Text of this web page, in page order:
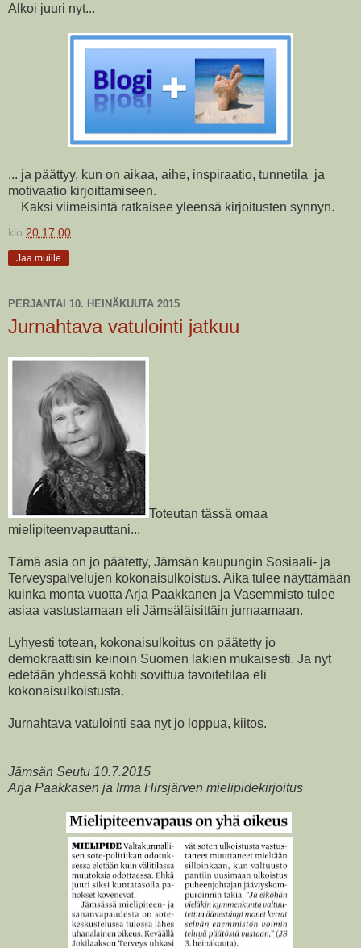
Alkoi juuri nyt...
... ja päättyy, kun on aikaa, aihe, inspiraatio, tunnetila ja
motivaatio kirjoittamiseen.
Kaksi viimeisintä ratkaisee yleensä kirjoitusten synnyn.
klo 20.17.00
Jaa muille
PERJANTAI 10. HEINÄKUUTA 2015
Jurnahtava vatulointi jatkuu
Toteutan tässä omaa
mielipiteenvapauttani...
Tämä asia on jo päätetty, Jämsän kaupungin Sosiaali- ja
Terveyspalvelujen kokonaisulkoistus. Aika tulee näyttämään
kuinka monta vuotta Arja Paakkanen ja Vasemmisto tulee
asiaa vastustamaan eli Jämsäläisittäin jurnaamaan.
Lyhyesti totean, kokonaisulkoitus on päätetty jo
demokraattisin keinoin Suomen lakien mukaisesti. Ja nyt
edetään yhdessä kohti sovittua tavoitetilaa eli
kokonaisulkoistusta.
Jurnahtava vatulointi saa nyt jo loppua, kiitos.
Jämsän Seutu 10.7.2015
Arja Paakkasen ja Irma Hirsjärven mielipidekirjoitus